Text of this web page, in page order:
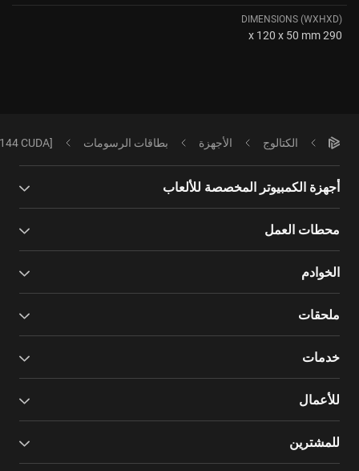
DIMENSIONS (WXHXD)
290 x 120 x 50 mm
الكتالوج الأجهزة بطاقات الرسومات CUDA]
أجهزة الكمبيوتر المخصصة للألعاب
محطات العمل
الخوادم
ملحقات
خدمات
للأعمال
للمشترين